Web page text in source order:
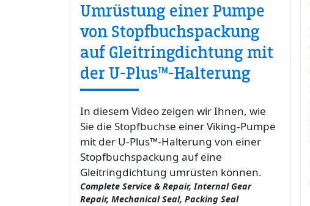
Umrüstung einer Pumpe
von Stopfbuchspackung
auf Gleitringdichtung mit
der U-Plus™-Halterung
In diesem Video zeigen wir Ihnen, wie
Sie die Stopfbuchse einer Viking-Pumpe
mit der U-Plus™-Halterung von einer
Stopfbuchspackung auf eine
Gleitringdichtung umrüsten können.
Complete Service & Repair, Internal Gear
Repair, Mechanical Seal, Packing Seal